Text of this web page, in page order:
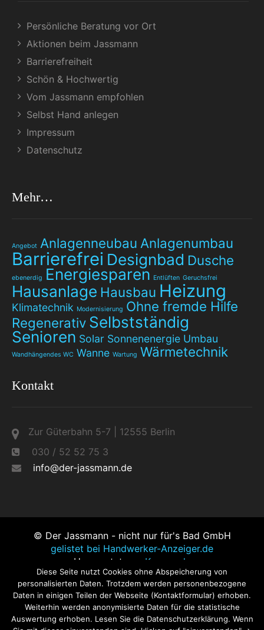
Persönliche Beratung vor Ort
Aktionen beim Jassmann
Barrierefreiheit
Schön & Hochwertig
Vom Jassmann empfohlen
Selbst Hand anlegen
Impressum
Datenschutz
Mehr…
Angebot Anlagenneubau Anlagenumbau
Barrierefrei Designbad Dusche
ebenerdig Energiesparen Entlüften Geruchsfrei
Hausanlage Hausbau Heizung
Klimatechnik Modernisierung Ohne fremde Hilfe
Regenerativ Selbstständig
Senioren Solar Sonnenenergie Umbau
Wandhängendes WC Wanne Wartung Wärmetechnik
Kontakt
Zur Güterbahn 5-7 | 12555 Berlin
030 / 52 52 75 3
info@der-jassmann.de
© Der Jassmann - nicht nur für's Bad GmbH
gelistet bei Handwerker-Anzeiger.de
Umgesetzt von Kworxs.de
Bildnachweis: Kaldewei|Geberit|Keramag|Bosch
Thermotechnik GmbH, Buderus Deutschland|Wolf
Heiztechnik|Grohe| Konstantin Gastmann /
pixelio.de | Stephanie Hofschlaeger / pixelio.de |
Rainer Sturm /pixelio.de | Lupo / pixelio.de | Heinz
Diese Seite nutzt Cookies ohne Abspeicherung von
personalisierten Daten. Trotzdem werden personenbezogene
Daten in einigen Teilen der Webseite (Kontaktformular) erhoben.
Weiterhin werden anonymisierte Daten für die statistische
Auswertung erhoben. Lesen Sie die Datenschutzerklärung. Wenn